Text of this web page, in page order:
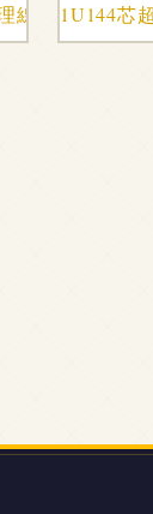
線環）報價與
1U144芯